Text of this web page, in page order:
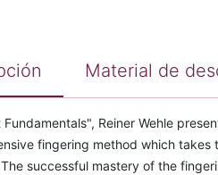
Material de
Fundamentals", Reiner Wehle
fingering method which
successful mastery of the